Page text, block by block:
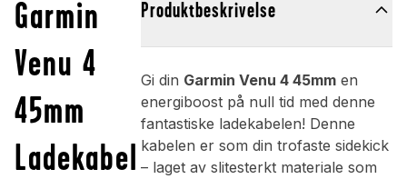
Garmin
Venu 4
45mm
Ladekabel
Produktbeskrivelse
Gi din Garmin Venu 4 45mmen
energiboost på null tid med denne
fantastiske ladekabelen! Denne
kabelen er som din trofaste sidekick
– laget av slitesterkt materiale som